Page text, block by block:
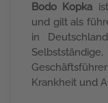
Bodo Kopka
und gilt als
in
Krankheit und